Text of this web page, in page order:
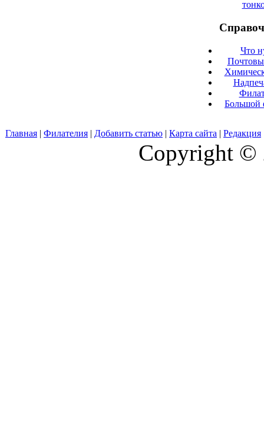
Что
Большой
Главная | Филателия | Добавить статью | Карта сайта | Редакция
Copyright ©